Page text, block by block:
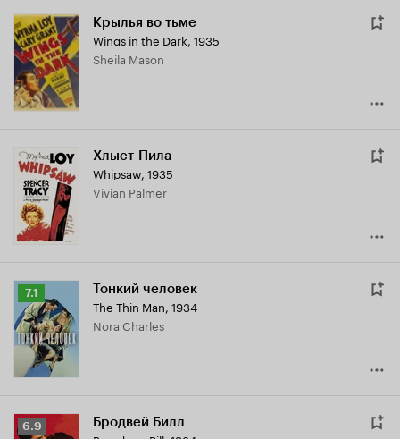
Крылья во тьме
Wings in the Dark, 1935
Sheila Mason
Хлыст-Пила
Whipsaw, 1935
Vivian Palmer
Рейтинг
Кинопоиска
7.1
7.1 Тонкий человек
The Thin Man, 1934
Nora Charles
Рейтинг
6.9 Бродвей Билл